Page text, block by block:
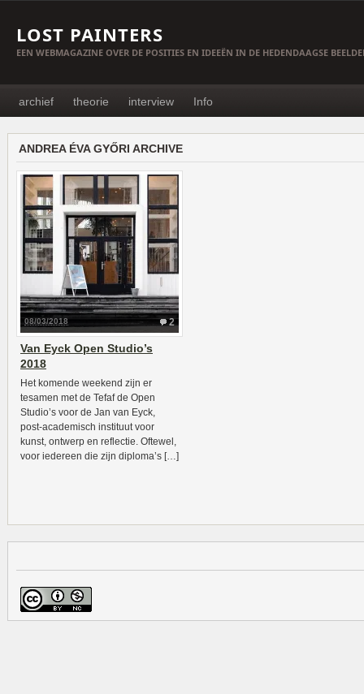
LOST PAINTERS
EEN WEBMAGAZINE OVER DE POSITIES EN IDEEËN IN DE HEDENDAAGSE
archief theorie interview Info
ANDREA ÉVA GYŐRI ARCHIVE
2
08/03/2018
Van Eyck Open Studio’s
2018
Het komende weekend zijn er
tesamen met de Tefaf de Open
Studio’s voor de Jan van Eyck,
post-academisch instituut voor
kunst, ontwerp en reflectie. Oftewel,
voor iedereen die zijn diploma’s […]